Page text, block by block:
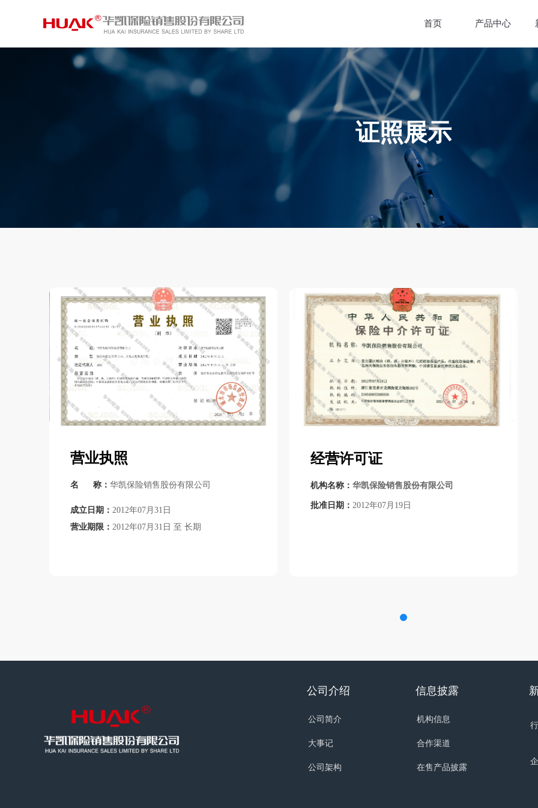
首页 产品中心
证照展示
营业执照
名 称： 华凯保险销售股份有限公司
成立日期： 2012年07月31日
营业期限： 2012年07月31日 至 长期
经营许可证
机构名称： 华凯保险销售股份有限公司
批准日期： 2012年07月19日
公司介绍
公司简介
大事记
公司架构
信息披露
机构信息
合作渠道
在售产品披露